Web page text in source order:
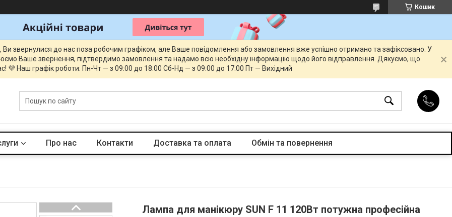
Кошик
звернулися до нас поза робочим графіком, але Ваше повідомлення або замовлення вже успішно отримано та зафіксовано. У
Ваше звернення, підтвердимо замовлення та надамо всю необхідну інформацію щодо його відправлення. Дякуємо, що
💜 Наш графік роботи: Пн-Чт — з 09:00 до 18:00 Сб-Нд — з 09:00 до 17:00 Пт — Вихідний
Про нас Контакти Доставка та оплата Обмін та повернення
Лампа для манікюру SUN F 11 120Вт потужна професійна